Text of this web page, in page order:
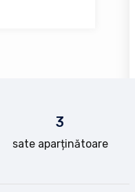
3
sate aparținătoare